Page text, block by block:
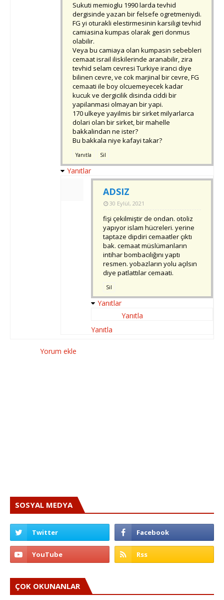
Sukuti memioglu 1990 larda tevhid
dergisinde yazan bir felsefe ogretmeniydi.
FG yi oturakli elestirmesinin karsiligi tevhid
camiasina kumpas olarak geri donmus
olabilir.
Veya bu camiaya olan kumpasin sebebleri
cemaat israil iliskilerinde aranabilir, zira
tevhid selam cevresi Turkiye iranci diye
bilinen cevre, ve cok marjinal bir cevre, FG
cemaati ile boy olcuemeyecek kadar
kucuk ve dergicilik disinda ciddi bir
yapilanmasi olmayan bir yapi.
170 ulkeye yayilmis bir sirket milyarlarca
dolari olan bir sirket, bir mahelle
bakkalindan ne ister?
Bu bakkala niye kafayi takar?
Yanıtla Sil
Yanıtlar
ADSIZ
30 Eylül, 2021
fişi çekilmiştir de ondan. otoliz
yapıyor islam hücreleri. yerine
taptaze dipdiri cemaatler çıktı
bak. cemaat müslümanların
intihar bombacılığını yaptı
resmen. yobazların yolu açılsın
diye patlattılar cemaati.
Sil
Yanıtlar
Yanıtla
Yanıtla
Yorum ekle
SOSYAL MEDYA
ÇOK OKUNANLAR